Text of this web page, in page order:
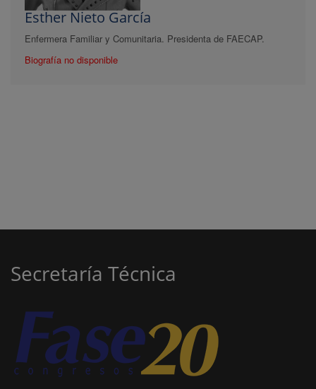
Esther Nieto García
Enfermera Familiar y Comunitaria. Presidenta de FAECAP.
Biografía no disponible
Secretaría Técnica